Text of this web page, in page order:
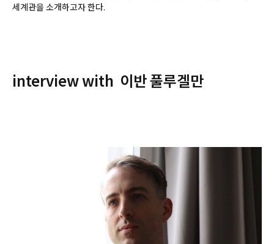
세계관을 소개하고자 한다.
interview with 이반 풀루겔만